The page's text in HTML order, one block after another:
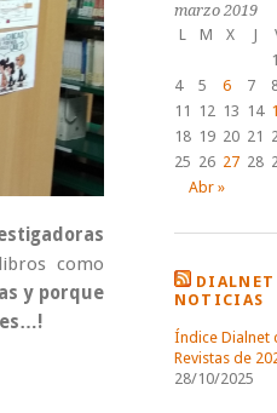
como
y porque
marzo 2019
L
M X J
1
4
5 6 7
11
12 13 14
18 19 20 21
25 26 27 28
Abr »
DIALNET
NOTICIAS
Índice Dialnet
Revistas de
28/10/2025